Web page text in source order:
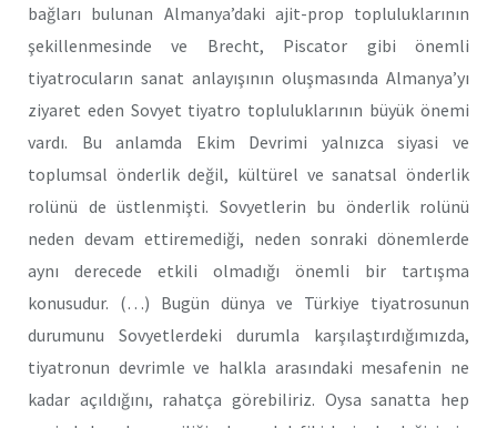
bağları bulunan Almanya’daki ajit-prop topluluklarının
şekillenmesinde ve Brecht, Piscator gibi önemli
tiyatrocuların sanat anlayışının oluşmasında Almanya’yı
ziyaret eden Sovyet tiyatro topluluklarının büyük önemi
vardı. Bu anlamda Ekim Devrimi yalnızca siyasi ve
toplumsal önderlik değil, kültürel ve sanatsal önderlik
rolünü de üstlenmişti. Sovyetlerin bu önderlik rolünü
neden devam ettiremediği, neden sonraki dönemlerde
aynı derecede etkili olmadığı önemli bir tartışma
konusudur. (…) Bugün dünya ve Türkiye tiyatrosunun
durumunu Sovyetlerdeki durumla karşılaştırdığımızda,
tiyatronun devrimle ve halkla arasındaki mesafenin ne
kadar açıldığını, rahatça görebiliriz. Oysa sanatta hep